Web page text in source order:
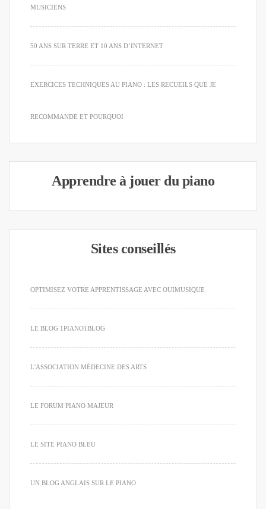
MUSICIENS
50 ANS SUR TERRE ET 10 ANS D’INTERNET
EXERCICES TECHNIQUES AU PIANO : LES RECUEILS QUE JE
RECOMMANDE ET POURQUOI
Apprendre à jouer du piano
Sites conseillés
OPTIMISEZ VOTRE APPRENTISSAGE AVEC OUIMUSIQUE
LE BLOG 1PIANO1BLOG
L'ASSOCIATION MÉDECINE DES ARTS
LE FORUM PIANO MAJEUR
LE SITE PIANO BLEU
UN BLOG ANGLAIS SUR LE PIANO